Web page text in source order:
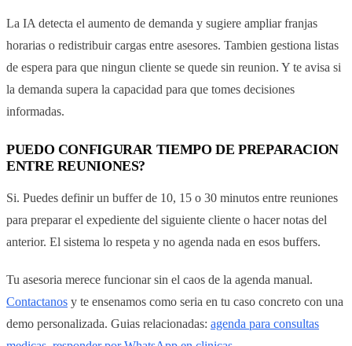
La IA detecta el aumento de demanda y sugiere ampliar franjas
horarias o redistribuir cargas entre asesores. Tambien gestiona listas
de espera para que ningun cliente se quede sin reunion. Y te avisa si
la demanda supera la capacidad para que tomes decisiones
informadas.
PUEDO CONFIGURAR TIEMPO DE PREPARACION
ENTRE REUNIONES?
Si. Puedes definir un buffer de 10, 15 o 30 minutos entre reuniones
para preparar el expediente del siguiente cliente o hacer notas del
anterior. El sistema lo respeta y no agenda nada en esos buffers.
Tu asesoria merece funcionar sin el caos de la agenda manual.
Contactanos y te ensenamos como seria en tu caso concreto con una
demo personalizada. Guias relacionadas: agenda para consultas